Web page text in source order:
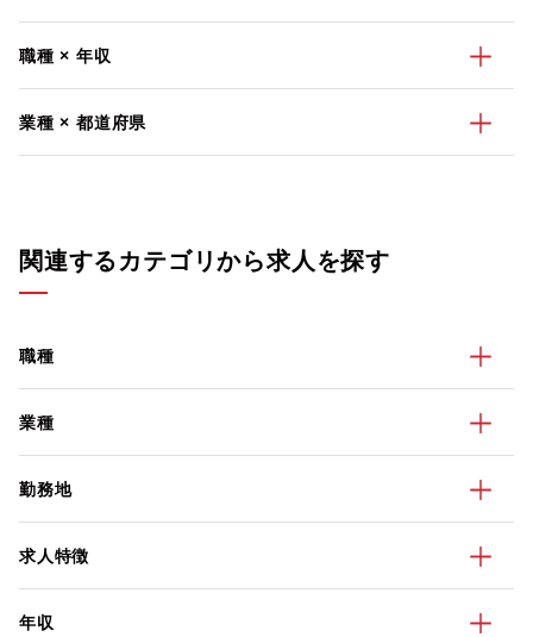
職種 × 年収
業種 × 都道府県
関連するカテゴリから求人を探す
職種
業種
勤務地
求人特徴
年収